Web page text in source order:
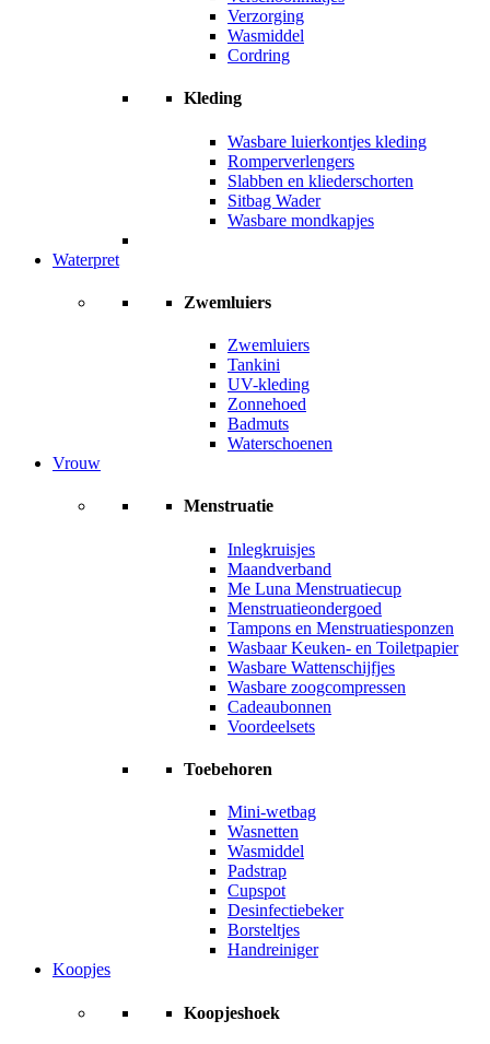
Verzorging
Wasmiddel
Cordring
Kleding
Wasbare luierkontjes kleding
Romperverlengers
Slabben en kliederschorten
Sitbag Wader
Wasbare mondkapjes
Waterpret
Zwemluiers
Zwemluiers
Tankini
UV-kleding
Zonnehoed
Badmuts
Waterschoenen
Vrouw
Menstruatie
Inlegkruisjes
Maandverband
Me Luna Menstruatiecup
Menstruatieondergoed
Tampons en Menstruatiesponzen
Wasbaar Keuken- en Toiletpapier
Wasbare Wattenschijfjes
Wasbare zoogcompressen
Cadeaubonnen
Voordeelsets
Toebehoren
Mini-wetbag
Wasnetten
Wasmiddel
Padstrap
Cupspot
Desinfectiebeker
Borsteltjes
Handreiniger
Koopjes
Koopjeshoek